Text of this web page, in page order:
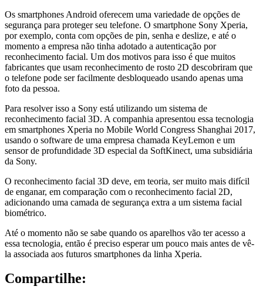
Os smartphones Android oferecem uma variedade de opções de
segurança para proteger seu telefone. O smartphone Sony Xperia,
por exemplo, conta com opções de pin, senha e deslize, e até o
momento a empresa não tinha adotado a autenticação por
reconhecimento facial. Um dos motivos para isso é que muitos
fabricantes que usam reconhecimento de rosto 2D descobriram que
o telefone pode ser facilmente desbloqueado usando apenas uma
foto da pessoa.
Para resolver isso a Sony está utilizando um sistema de
reconhecimento facial 3D. A companhia apresentou essa tecnologia
em smartphones Xperia no Mobile World Congress Shanghai 2017,
usando o software de uma empresa chamada KeyLemon e um
sensor de profundidade 3D especial da SoftKinect, uma subsidiária
da Sony.
O reconhecimento facial 3D deve, em teoria, ser muito mais difícil
de enganar, em comparação com o reconhecimento facial 2D,
adicionando uma camada de segurança extra a um sistema facial
biométrico.
Até o momento não se sabe quando os aparelhos vão ter acesso a
essa tecnologia, então é preciso esperar um pouco mais antes de vê-
la associada aos futuros smartphones da linha Xperia.
Compartilhe: